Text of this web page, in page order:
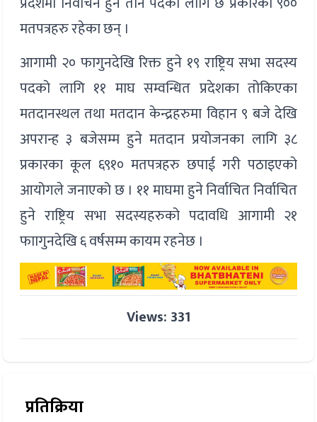
मतपत्रहरु रहेका छन् ।
आगामी २० फागुनदेखि रिक्त हुने १९ राष्ट्रिय सभा सदस्य
पदको लागि ११ माघ सम्वन्धित प्रदेशका तोकिएका
मतदानस्थल तथा मतदान केन्द्रहरुमा विहान ९ बजे देखि
अपरान्ह ३ बजेसम्म हुने मतदान प्रयोजनका लागि ३८
प्रकारका कूल ६९१० मतपत्रहरु छपाई गरी पठाइएको
आयोगले जनाएको छ । ११ माघमा हुने निर्वाचित निर्वाचित
हुने राष्ट्रिय सभा सदस्यहरुको पदावधि आगामी २१
फाागुनदेखि ६ वर्षसम्म कायम रहनेछ ।
Views: 331
प्रतिक्रिया